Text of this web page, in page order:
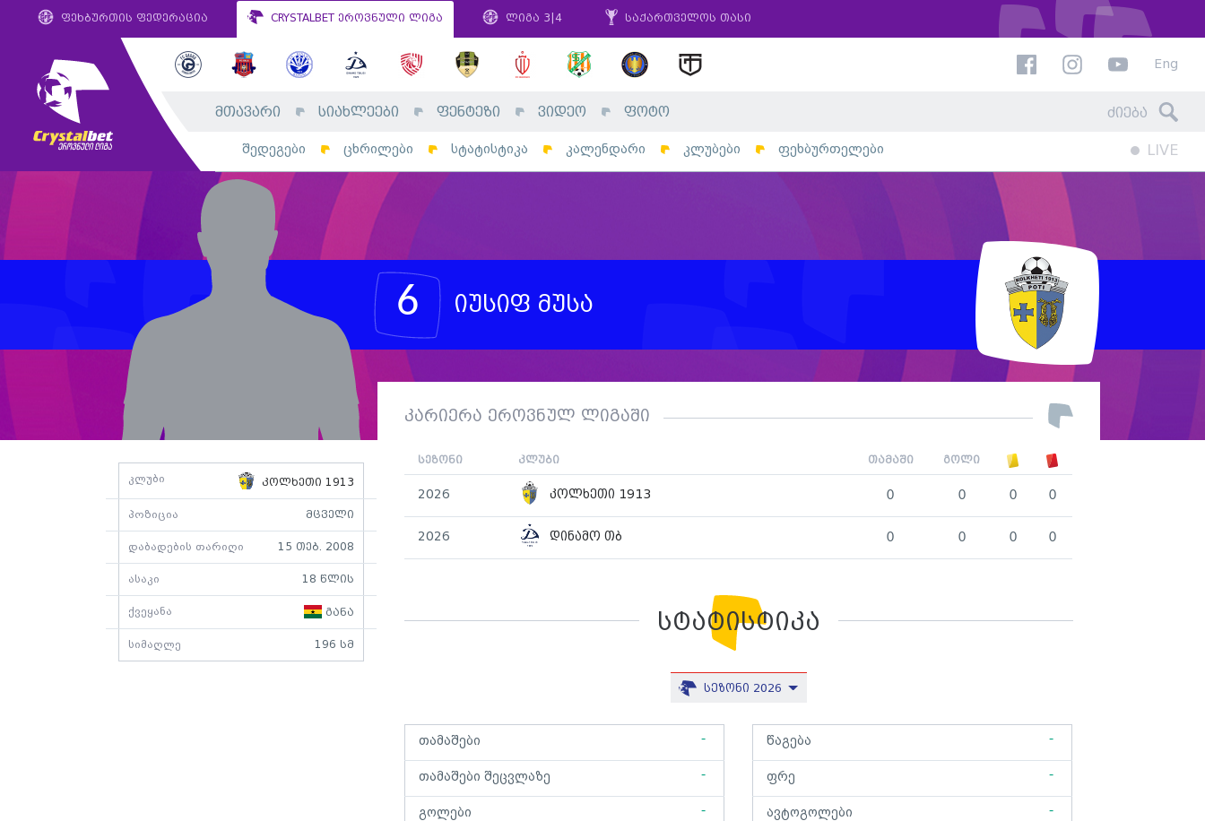
ფეხბურთის ფედერაცია CRYSTALBET ეროვნული ლიგა ლიგა 3|4 საქართველოს თასი
Eng
მთავარი სიახლეები ფენტეზი ვიდეო ფოტო
შედეგები ცხრილები სტატისტიკა კალენდარი კლუბები ფეხბურთელები LIVE
6 იუსიფ მუსა
კლუბი კოლხეთი 1913
პოზიცია მცველი
დაბადების თარიღი 15 თებ. 2008
ასაკი 18 წლის
ქვეყანა განა
სიმაღლე 196 სმ
კარიერა ეროვნულ ლიგაში
სეზონი კლუბი თამაში გოლი
2026 კოლხეთი 1913 0 0 0 0
2026 დინამო თბ 0 0 0 0
სტატისტიკა
სეზონი 2026
თამაშები -
თამაშები შეცვლაზე -
გოლები -
წაგება -
ფრე -
ავტოგოლები -